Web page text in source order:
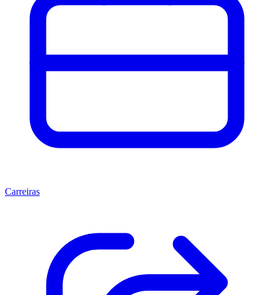
Carreiras